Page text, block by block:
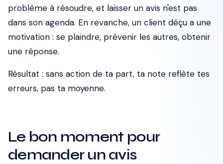
problème à résoudre, et laisser un avis n'est pas
dans son agenda. En revanche, un client déçu a une
motivation : se plaindre, prévenir les autres, obtenir
une réponse.
Résultat : sans action de ta part, ta note reflète tes
erreurs, pas ta moyenne.
Le bon moment pour
demander un avis